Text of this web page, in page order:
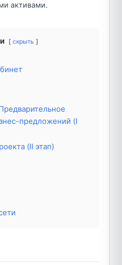
активами.
скрыть
предложений (I
(II этап)